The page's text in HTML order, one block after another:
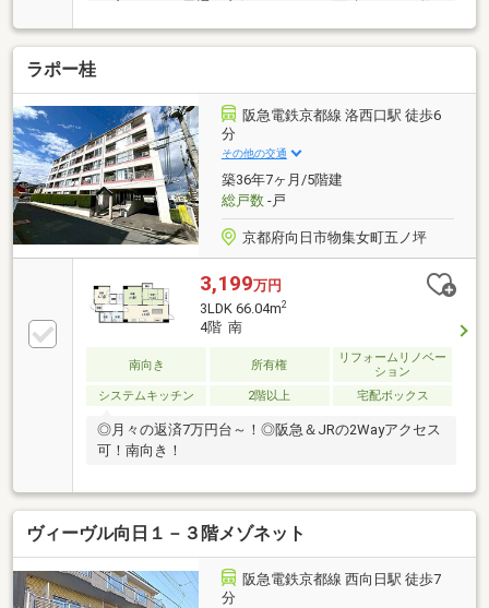
地内駐車場空き有り●専用ポーチあり●リフォームプラ
ンご提案可能～周辺施設～◆サンディ向日寺戸店徒歩
カーマウンテン向日町支店 徒歩約4分◆ドラッグユタ
カ東向日店徒歩約6分◆向日市役所 徒歩約5分◆向陽小
学校 徒歩約11分◆勝山中学校 徒歩約13分
ラポー桂
阪急電鉄京都線 洛西口駅 徒歩6
分
その他の交通
築36年7ヶ月/5階建
総戸数-戸
京都府向日市物集女町五ノ坪
3,199万円
3LDK 66.04m2
4階 南
南向き 所有権
リフォームリノベー
ション
システムキッチン
2階以上 宅配ボックス
◎月々の返済7万円台～！◎阪急＆JRの2Wayアクセス
可！南向き！
ヴィーヴル向日１－３階メゾネット
阪急電鉄京都線 西向日駅 徒歩7
分